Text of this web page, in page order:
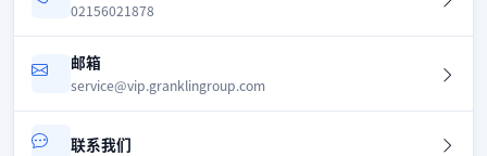
02156021878
邮箱
service@vip.granklingroup.com
联系我们